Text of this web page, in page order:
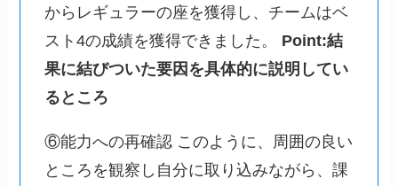
からレギュラーの座を獲得し、チームはベ
スト4の成績を獲得できました。 Point:結
果に結びついた要因を具体的に説明してい
るところ
⑥能力への再確認 このように、周囲の良い
ところを観察し自分に取り込みながら、課